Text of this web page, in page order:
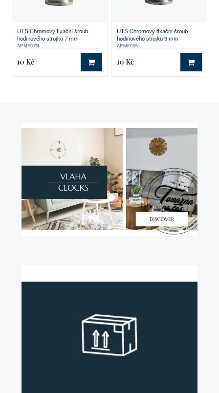
UTS Chromový fixační šroub
hodinového strojku 7 mm
APMF07N
10 Kč DO KOŠÍKU
UTS Chromový fixační šroub
hodinového strojku 9 mm
APMF09N
10 Kč DO